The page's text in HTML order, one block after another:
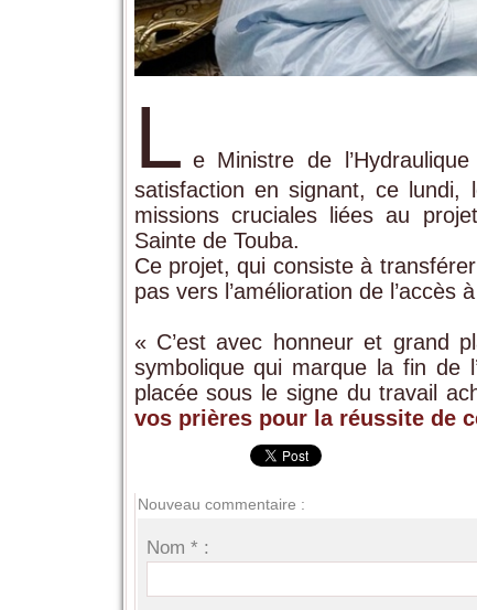
L e Ministre de
satisfaction en signant, ce lundi,
missions cruciales liées au
Sainte de Touba.
Ce projet, qui consiste à
pas vers l’amélioration de l’accès
« C’est avec honneur et grand
symbolique qui marque la fin de
placée sous le signe du travail
vos prières pour la réussite de
Nouveau commentaire :
Nom * :